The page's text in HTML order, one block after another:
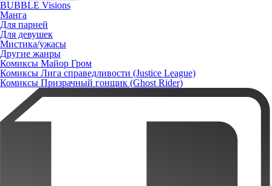
BUBBLE Visions
Манга
Для парней
Для девушек
Мистика/ужасы
Другие жанры
Комиксы Майор Гром
Комиксы Лига справедливости (Justice League)
Комиксы Призрачный гонщик (Ghost Rider)